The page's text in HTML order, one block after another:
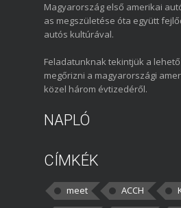
Magyarország első amerikai
as megszületése óta együtt
autós kultúrával.
Feladatunknak tekintjük a
megőrizni a magyarországi
közel három évtizedéről.
NAPLÓ
CÍMKÉK
meet ACCH